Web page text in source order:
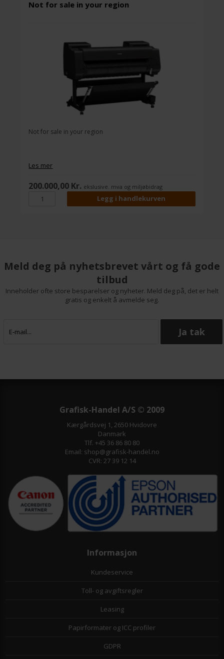
Not for sale in your region
Not for sale in your region
Les mer
200.000,00 Kr. ekslusive. mva og miljøbidrag
Meld deg på nyhetsbrevet vårt og få gode
tilbud
Inneholder ofte store besparelser og nyheter. Meld deg på, det er helt
gratis og enkelt å avmelde seg.
Grafisk-Handel A/S © 2009
Kærgårdsvej 1, 2650 Hvidovre
Danmark
Tlf. +45 36 86 80 80
Email: shop@grafisk-handel.no
CVR: 27 39 12 14
Informasjon
Kundeservice
Toll- og avgiftsregler
Leasing
Papirformater og ICC profiler
GDPR